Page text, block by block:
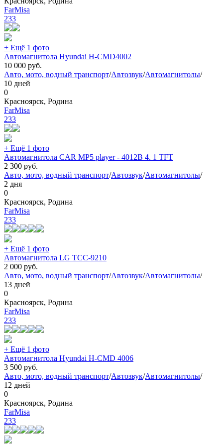
FarMisa
233
+ Ещё 1 фото
Автомагнитола Hyundai H-CMD4002
10 000 руб.
Авто, мото, водный транспорт/Автозвук/Автомагнитолы/
10 дней
0
Красноярск, Родина
FarMisa
233
+ Ещё 1 фото
Автомагнитола CAR MP5 player - 4012B 4. 1 TFT
2 300 руб.
Авто, мото, водный транспорт/Автозвук/Автомагнитолы/
2 дня
0
Красноярск, Родина
FarMisa
233
+ Ещё 1 фото
Автомагнитола LG TCC-9210
2 000 руб.
Авто, мото, водный транспорт/Автозвук/Автомагнитолы/
13 дней
0
Красноярск, Родина
FarMisa
233
+ Ещё 1 фото
Автомагнитола Hyundai H-CMD 4006
3 500 руб.
Авто, мото, водный транспорт/Автозвук/Автомагнитолы/
12 дней
0
Красноярск, Родина
FarMisa
233